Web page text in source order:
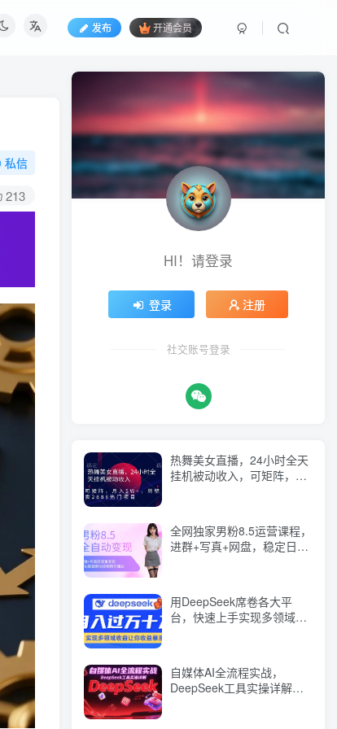
发布 开通会员
私信
213
HI！请登录
登录 注册
社交账号登录
热舞美女直播，24小时全天
挂机被动收入，可矩阵，月
全网独家男粉8.5运营课程，
进群+写真+网盘，稳定日入
用DeepSeek席卷各大平
台，快速上手实现多领域，
自媒体AI全流程实战，
DeepSeek工具实操详解，